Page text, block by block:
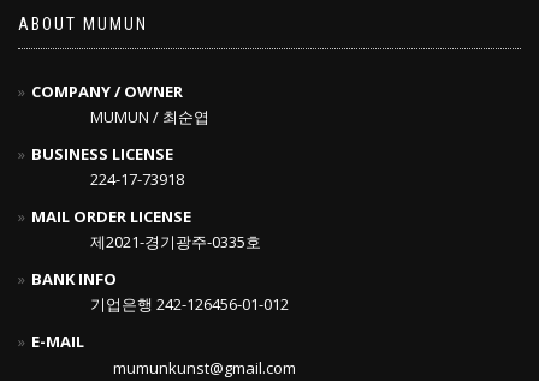
ABOUT MUMUN
COMPANY / OWNER
MUMUN / 최순엽
BUSINESS LICENSE
224-17-73918
MAIL ORDER LICENSE
제2021-경기광주-0335호
BANK INFO
기업은행 242-126456-01-012
E-MAIL
mumunkunst@gmail.com